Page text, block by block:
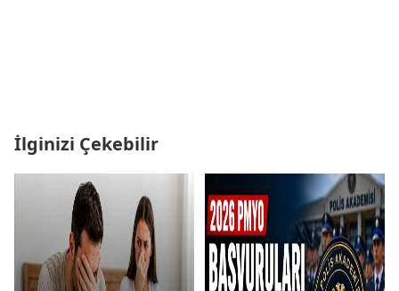
İlginizi Çekebilir